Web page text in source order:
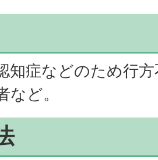
知症などのため行
など。